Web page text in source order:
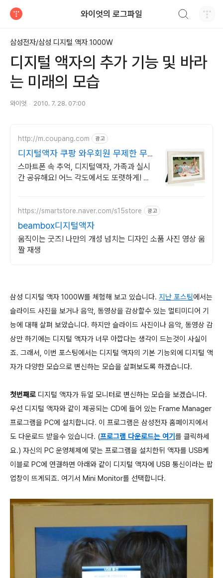
와이엇의 로그파일
삼성전자/삼성 디지털 액자 1000W
디지털 액자의 추가 기능 및 바라
는 미래의 모습
와이엇 2010. 7. 28. 07:00
http://m.coupang.com 광고
디지털액자 쿠팡 와우회원 무제한 무료
배송
스마트폰 속 추억, 디지털액자, 가족과 실시
간 공유해요! 어느 각도에서도 또렷하게! 와
https://smartstore.naver.com/s15store 광고
beambox디지털액자
움직이는 굿즈! 나만의 개성 넘치는 디자인 소품 사진 영상 움
짤 재생
삼성 디지털 액자 1000W를 체험해 보고 있습니다. 지난 포스팅에서는
슬라이드 사진을 보거나 음악, 동영상을 감상할수 있는 멀티미디어 기
능에 대해 살펴 보았습니다. 하지만 슬라이드 사진이나 음악, 동영상 감
상만 하기에는 디지털 액자가 너무 아깝다는 생각이 드는것이 사실이
죠. 그래서, 이번 포스팅에서는 디지털 액자의 기본 기능외에 디지털 액
자가 다양한 모습으로 변신하는 모습을 살펴보도록 하겠습니다.
첫번째로 디지털 액자가 듀얼 모니터로 변신하는 모습을 보겠습니다.
우선 디지털 액자와 같이 제공되는 CD에 들어 있는 Frame Manager
프로그램을 PC에 설치합니다. 이 프로그램은 삼성전자 홈페이지에서
도 다운로드 받을수 있습니다. (프로그램 다운로드는 여기 를 클릭하세
요.) 자신의 PC 운영체제에 맞는 프로그램을 설치한뒤 액자를 USB케
이블로 PC에 연결하면 아래와 같이 디지털 액자에 USB 통신이라는 팝
업창이 뜨게되죠. 여기서 Mini Monitor를 선택합니다.